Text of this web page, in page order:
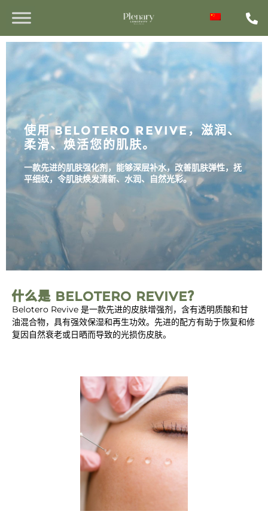
使用 BELOTERO REVIVE，滋润、
柔滑、焕活您的肌肤。
一款先进的肌肤强化剂，能够深层补水，改善肌肤弹性，抚
平细纹，令肌肤焕发清新、水润、自然光彩。
什么是 BELOTERO REVIVE？
Belotero Revive 是一款先进的皮肤增强剂，含有透明质酸和甘
油混合物，具有强效保湿和再生功效。先进的配方有助于恢复和修
复因自然衰老或日晒而导致的光损伤皮肤。